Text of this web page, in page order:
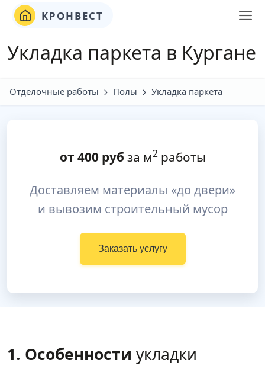
КРОНВЕСТ
Укладка паркета в Кургане
Отделочные работы Полы Укладка паркета
от 400руб за м2работы
Доставляем материалы «до двери»
и вывозим строительный мусор
Заказать услугу
1. Особенности укладки